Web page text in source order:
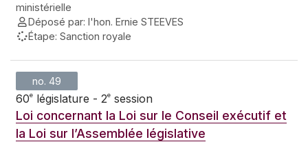
ministérielle
Déposé par: l'hon. Ernie STEEVES
Étape: Sanction royale
no. 49
60e législature - 2e session
Loi concernant la Loi sur le Conseil exécutif et
la Loi sur l’Assemblée législative